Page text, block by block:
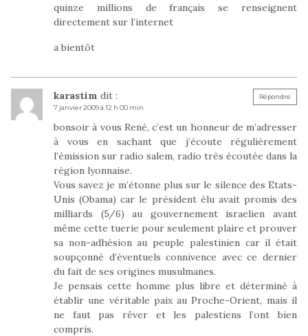
quinze millions de français se renseignent
directement sur l’internet
a bientôt
karastim dit :
7 janvier 2009 à 12 h 00 min
bonsoir à vous René, c’est un honneur de m’adresser
à vous en sachant que j’écoute régulièrement
l’émission sur radio salem, radio très écoutée dans la
région lyonnaise.
Vous savez je m’étonne plus sur le silence des Etats-
Unis (Obama) car le président élu avait promis des
milliards (5/6) au gouvernement israelien avant
même cette tuerie pour seulement plaire et prouver
sa non-adhésion au peuple palestinien car il était
soupçonné d’éventuels connivence avec ce dernier
du fait de ses origines musulmanes.
Je pensais cette homme plus libre et déterminé à
établir une véritable paix au Proche-Orient, mais il
ne faut pas rêver et les palestiens l’ont bien
compris.
Répondre